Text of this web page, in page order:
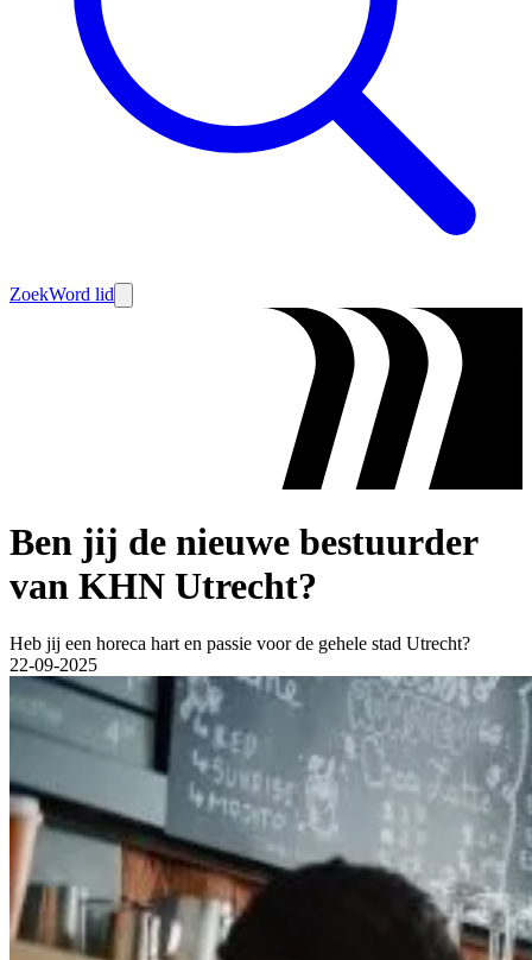
ZoekWord lid
Ben jij de nieuwe bestuurder
van KHN Utrecht?
Heb jij een horeca hart en passie voor de gehele stad Utrecht?
22-09-2025